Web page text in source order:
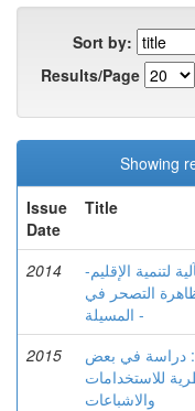
Sort by:
Results/Page
Showing
Issue
Date
Title
2014
لتنمية الإقليم-
التصحر في
المسيلة -
2015
: دراسة في بعض
للاستخدامات
والاشباعات